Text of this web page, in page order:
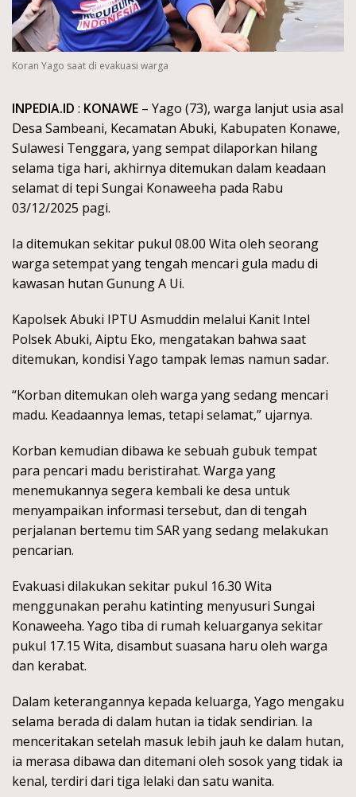
Koran Yago saat di evakuasi warga
INPEDIA.ID : KONAWE – Yago (73), warga lanjut usia asal
Desa Sambeani, Kecamatan Abuki, Kabupaten Konawe,
Sulawesi Tenggara, yang sempat dilaporkan hilang
selama tiga hari, akhirnya ditemukan dalam keadaan
selamat di tepi Sungai Konaweeha pada Rabu
03/12/2025 pagi.
Ia ditemukan sekitar pukul 08.00 Wita oleh seorang
warga setempat yang tengah mencari gula madu di
kawasan hutan Gunung A Ui.
Kapolsek Abuki IPTU Asmuddin melalui Kanit Intel
Polsek Abuki, Aiptu Eko, mengatakan bahwa saat
ditemukan, kondisi Yago tampak lemas namun sadar.
“Korban ditemukan oleh warga yang sedang mencari
madu. Keadaannya lemas, tetapi selamat,” ujarnya.
Korban kemudian dibawa ke sebuah gubuk tempat
para pencari madu beristirahat. Warga yang
menemukannya segera kembali ke desa untuk
menyampaikan informasi tersebut, dan di tengah
perjalanan bertemu tim SAR yang sedang melakukan
pencarian.
Evakuasi dilakukan sekitar pukul 16.30 Wita
menggunakan perahu katinting menyusuri Sungai
Konaweeha. Yago tiba di rumah keluarganya sekitar
pukul 17.15 Wita, disambut suasana haru oleh warga
dan kerabat.
Dalam keterangannya kepada keluarga, Yago mengaku
selama berada di dalam hutan ia tidak sendirian. Ia
menceritakan setelah masuk lebih jauh ke dalam hutan,
ia merasa dibawa dan ditemani oleh sosok yang tidak ia
kenal, terdiri dari tiga lelaki dan satu wanita.